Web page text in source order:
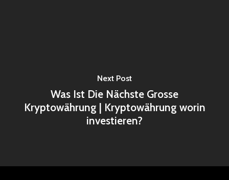
Next Post
Was Ist Die Nächste Grosse
Kryptowährung | Kryptowährung worin
investieren?